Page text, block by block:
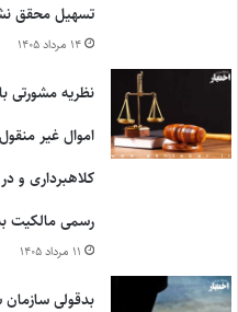
تسهیل محقق
۱۴ مرداد ۱۴۰۵
نظریه مشورتی
اموال غیر
کلاهبرداری و
رسمی مالکیت
۱۱ مرداد ۱۴۰۵
بدقولی